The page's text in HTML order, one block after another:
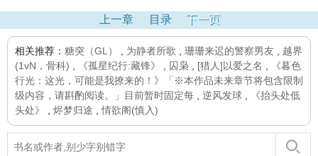
上一章 目录 下一页
相关推荐： 糖突（GL） 为静者所歌 珊珊来迟的警察男友
越界
(1vN，骨科)
《孤星纪行:藏锋》 囚枭 [猎人]以爱之名
《暮色
行光：这光，可能是我撩来的！》「※本作品未来章节将包含限制
级内容，请斟酌阅读。」目前暂时固定每
逆风发球
《抬头处低
头处》
烬梦归途 ,情欲阁(慎入)